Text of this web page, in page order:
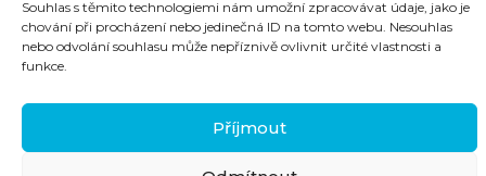
Souhlas s těmito technologiemi nám umožní zpracovávat údaje, jako je
chování při procházení nebo jedinečná ID na tomto webu. Nesouhlas
nebo odvolání souhlasu může nepříznivě ovlivnit určité vlastnosti a
funkce.
Příjmout